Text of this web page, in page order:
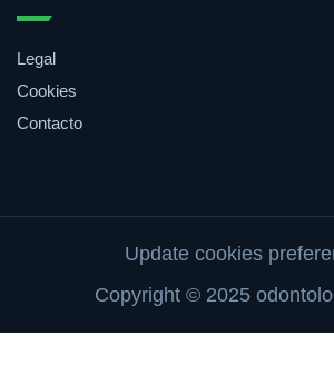
Legal
Cookies
Contacto
Update cookies
Copyright © 2025